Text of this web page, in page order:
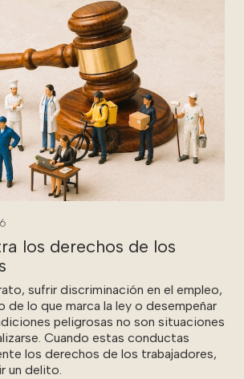
los derechos de los
sufrir discriminación en el empleo,
de lo que marca la ley o desempeñar
peligrosas no son situaciones
Cuando estas conductas
los derechos de los trabajadores,
un delito.